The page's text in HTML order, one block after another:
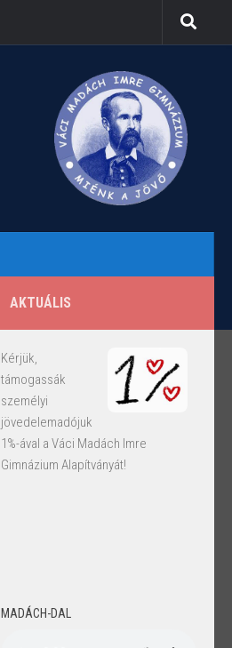
AKTUÁLIS
Kérjük,
támogassák
személyi
jövedelemadójuk
1%-ával a Váci Madách Imre
Gimnázium Alapítványát!
MADÁCH-DAL